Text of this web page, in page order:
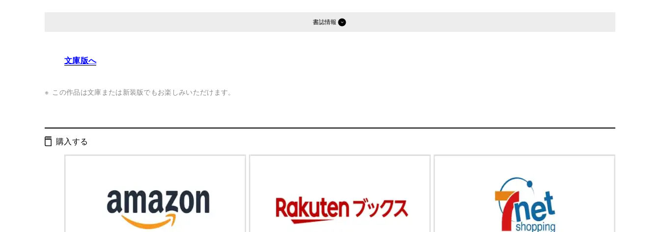
書誌情報
ISBN： 9784344010352
判型： 四六判
文庫版へ
この作品は文庫または新装版でもお楽しみいただけます。
購入する